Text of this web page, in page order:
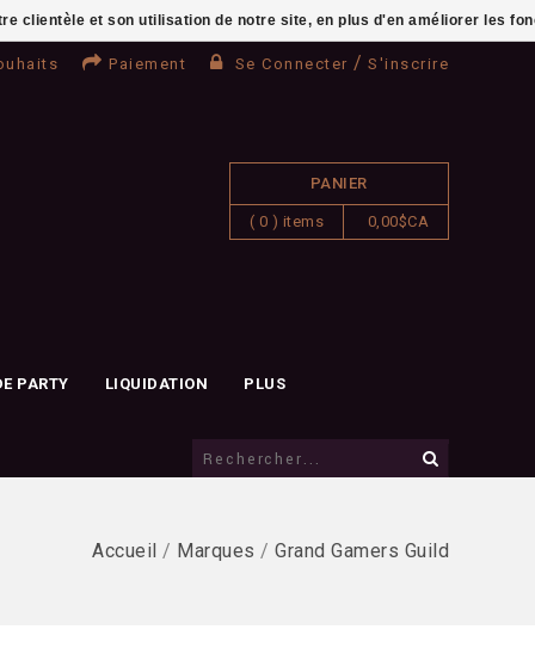
Paiement Se Connecter / S'inscrire
PANIER
( 0 ) items 0,00$CA
PARTY LIQUIDATION PLUS
Accueil / Marques / Grand Gamers Guild
clientèle et son utilisation de notre site, en plus d'en améliorer les